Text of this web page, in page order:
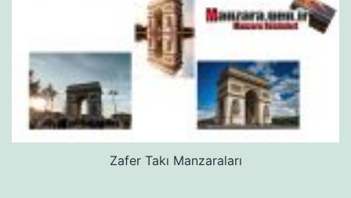
Zafer Takı Manzaraları